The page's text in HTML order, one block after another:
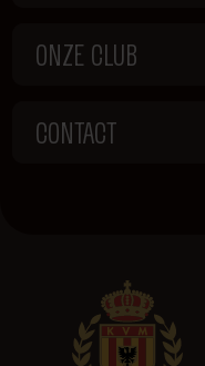
ONZE CLUB
CONTACT